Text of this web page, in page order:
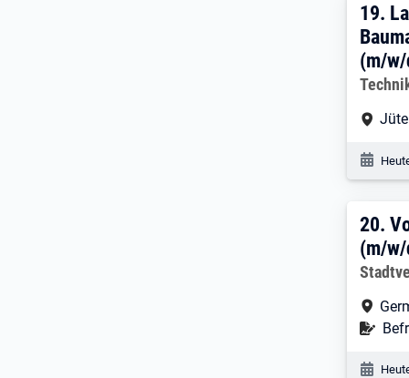
19.
19.
(m/
20.
20.
(m/